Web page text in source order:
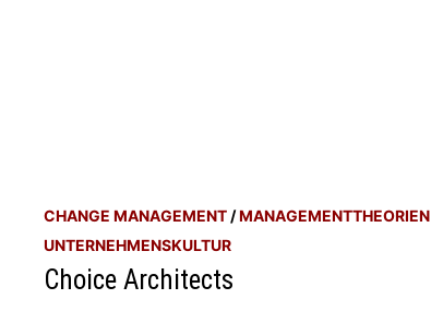
CHANGE MANAGEMENT /MANAGEMENTTHEORIEN
UNTERNEHMENSKULTUR
Choice Architects